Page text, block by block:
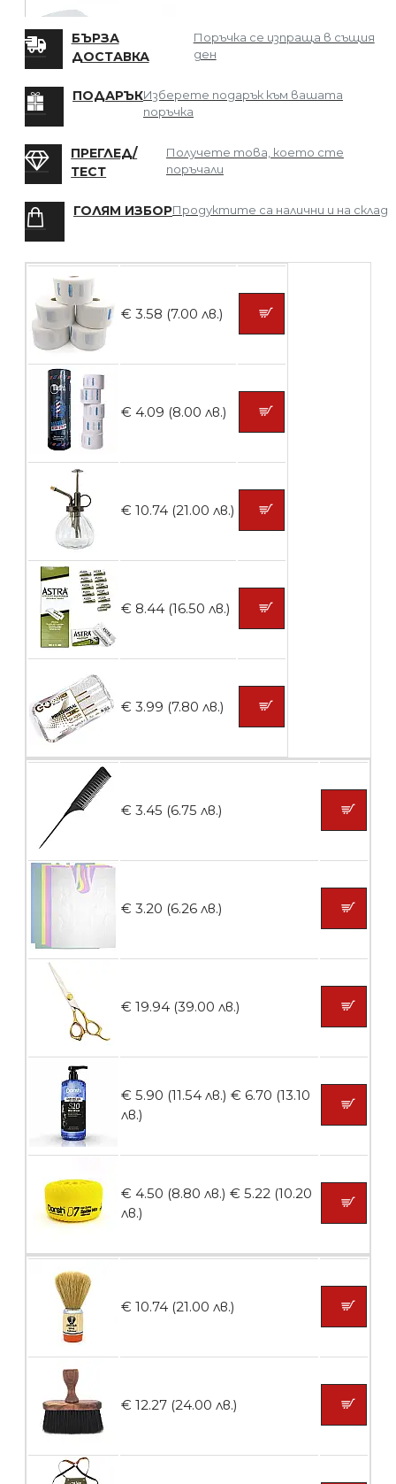
Четка за боядисване
броя
Контейнери за сваляне на гел лак 5
броя
Ваничка за маникюр BMSPA1C
БЕЗПЛАТНО
Пила тип ренде
БЕЗПЛАТНО
Пила тип ренде 2в1
БЕЗПЛАТНО
Пила тип ренде 2в1
БЕЗПЛАТНО
БЪРЗА
ДОСТАВКА
Поръчка се изпраща в същия
ден
ПОДАРЪКИзберете подарък към вашата
поръчка
ПРЕГЛЕД/
ТЕСТ
Получете това, което сте
поръчали
ГОЛЯМ ИЗБОРПродуктите са налични и на склад
€ 3.58 (7.00 лв.)
€ 4.09 (8.00 лв.)
€ 10.74 (21.00 лв.)
€ 8.44 (16.50 лв.)
€ 3.99 (7.80 лв.)
€ 3.45 (6.75 лв.)
€ 3.20 (6.26 лв.)
€ 19.94 (39.00 лв.)
€ 5.90 (11.54 лв.) € 6.70 (13.10
лв.)
€ 4.50 (8.80 лв.) € 5.22 (10.20
лв.)
€ 10.74 (21.00 лв.)
€ 12.27 (24.00 лв.)